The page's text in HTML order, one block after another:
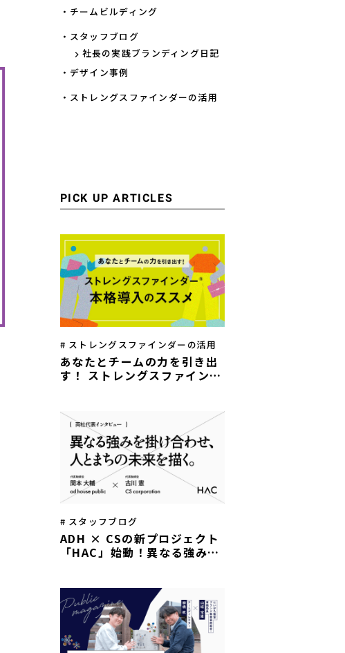
・チームビルディング
・スタッフブログ
社長の実践ブランディング日記
・デザイン事例
・ストレングスファインダーの活用
PICK UP ARTICLES
# ストレングスファインダーの活用
あなたとチームの力を引き出
す！ ストレングスファインダ
# スタッフブログ
ADH × CSの新プロジェクト
「HAC」始動！異なる強みを
ュー